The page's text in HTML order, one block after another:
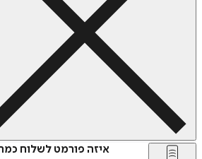
איזה פורמט לשלוח